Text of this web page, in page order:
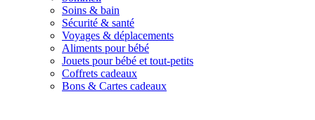
Soins & bain
Sécurité & santé
Voyages & déplacements
Aliments pour bébé
Jouets pour bébé et tout-petits
Coffrets cadeaux
Bons & Cartes cadeaux